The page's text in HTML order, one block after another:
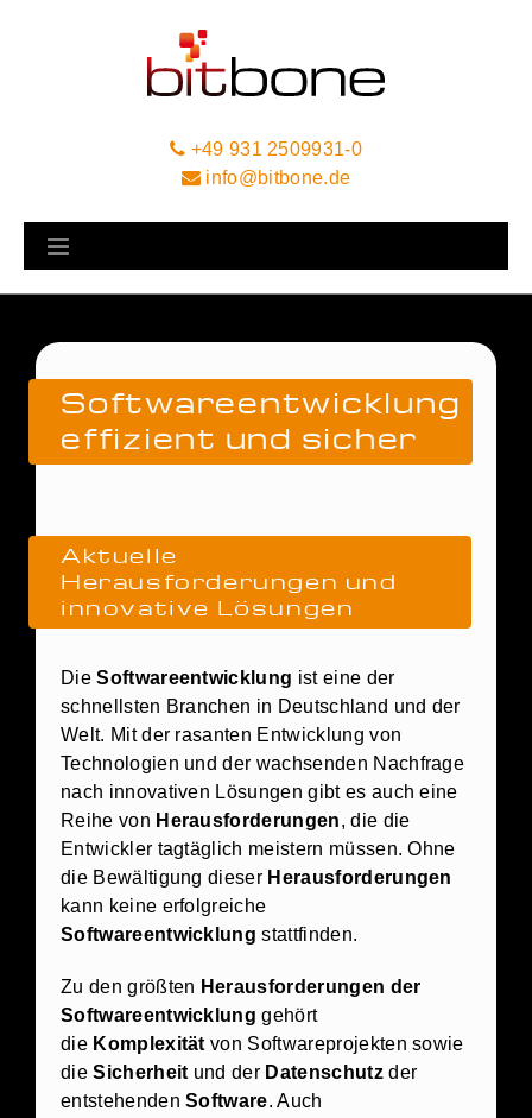
+49 931 2509931-0
info@bitbone.de
Softwareentwicklung
effizient und sicher
Aktuelle
Herausforderungen und
innovative Lösungen
DieSoftwareentwicklung ist eine der
schnellsten Branchen in Deutschland und der
Welt. Mit der rasanten Entwicklung von
Technologien und der wachsenden Nachfrage
nach innovativen Lösungen gibt es auch eine
Reihe von Herausforderungen, die die
Entwickler tagtäglich meistern müssen. Ohne
die Bewältigung dieser Herausforderungen
kann keine erfolgreiche
Softwareentwicklung stattfinden.
Zu den größten Herausforderungen der
Softwareentwicklung gehört
die Komplexität von Softwareprojekten sowie
dieSicherheit und der Datenschutzder
entstehendenSoftware. Auch